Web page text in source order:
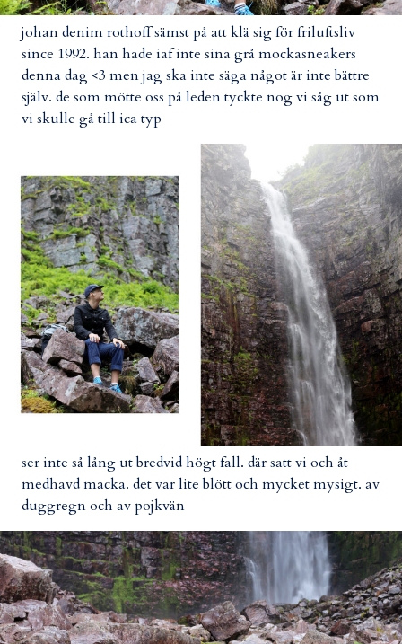
johan denim rothoff sämst på att klä sig för friluftsliv
since 1992. han hade iaf inte sina grå mockasneakers
denna dag <3 men jag ska inte säga något är inte bättre
själv. de som mötte oss på leden tyckte nog vi såg ut som
vi skulle gå till ica typ
ser inte så lång ut bredvid högt fall. där satt vi och åt
medhavd macka. det var lite blött och mycket mysigt. av
duggregn och av pojkvän